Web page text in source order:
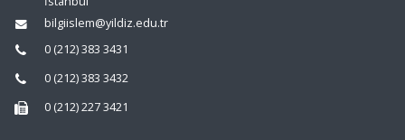
bilgiislem@yildiz.edu.tr
0 (212) 383 3431
0 (212) 383 3432
0 (212) 227 3421